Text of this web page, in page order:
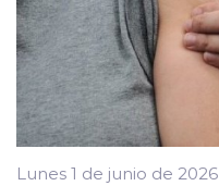
Lunes 1 de junio de 2026